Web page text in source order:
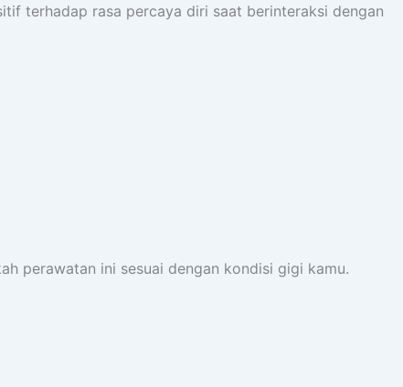
terhadap rasa percaya diri saat berinteraksi dengan
perawatan ini sesuai dengan kondisi gigi kamu.